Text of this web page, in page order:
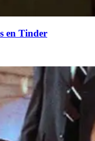
en Tinder